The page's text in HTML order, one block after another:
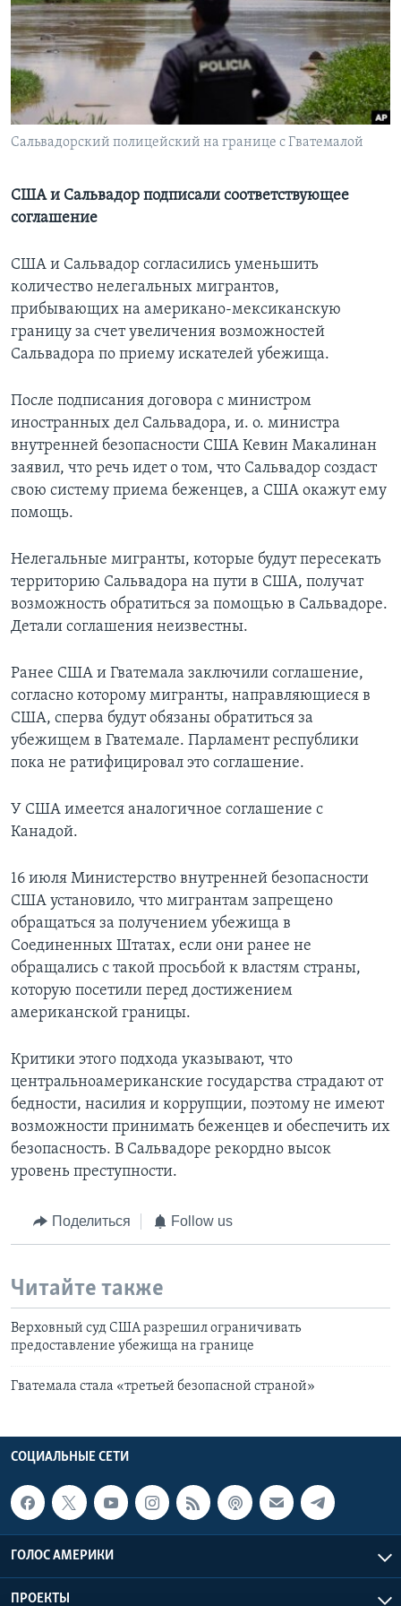
Learning English
СОЦИАЛЬНЫЕ СЕТИ
Сальвадорский полицейский на границе с Гватемалой
США и Сальвадор подписали соответствующее
соглашение
США и Сальвадор согласились уменьшить
количество нелегальных мигрантов,
прибывающих на американо-мексиканскую
границу за счет увеличения возможностей
Сальвадора по приему искателей убежища.
После подписания договора с министром
иностранных дел Сальвадора, и. о. министра
внутренней безопасности США Кевин Макалинан
заявил, что речь идет о том, что Сальвадор создаст
свою систему приема беженцев, а США окажут ему
помощь.
Нелегальные мигранты, которые будут пересекать
территорию Сальвадора на пути в США, получат
возможность обратиться за помощью в Сальвадоре.
Детали соглашения неизвестны.
Ранее США и Гватемала заключили соглашение,
согласно которому мигранты, направляющиеся в
США, сперва будут обязаны обратиться за
убежищем в Гватемале. Парламент республики
пока не ратифицировал это соглашение.
У США имеется аналогичное соглашение с
Канадой.
16 июля Министерство внутренней безопасности
США установило, что мигрантам запрещено
обращаться за получением убежища в
Соединенных Штатах, если они ранее не
обращались с такой просьбой к властям страны,
которую посетили перед достижением
американской границы.
Критики этого подхода указывают, что
центральноамериканские государства страдают от
бедности, насилия и коррупции, поэтому не имеют
возможности принимать беженцев и обеспечить их
безопасность. В Сальвадоре рекордно высок
уровень преступности.
Поделиться Follow us
Читайте также
Верховный суд США разрешил ограничивать
предоставление убежища на границе
Гватемала стала «третьей безопасной страной»
СОЦИАЛЬНЫЕ СЕТИ
ГОЛОС АМЕРИКИ
ПРОЕКТЫ